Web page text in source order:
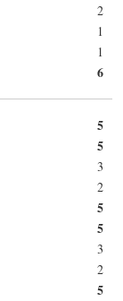
2
1
1
6
5
5
3
2
5
5
3
2
5